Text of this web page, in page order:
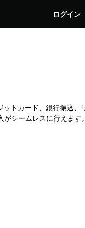
ログイン
トカード、銀行振込、
シームレスに行えま